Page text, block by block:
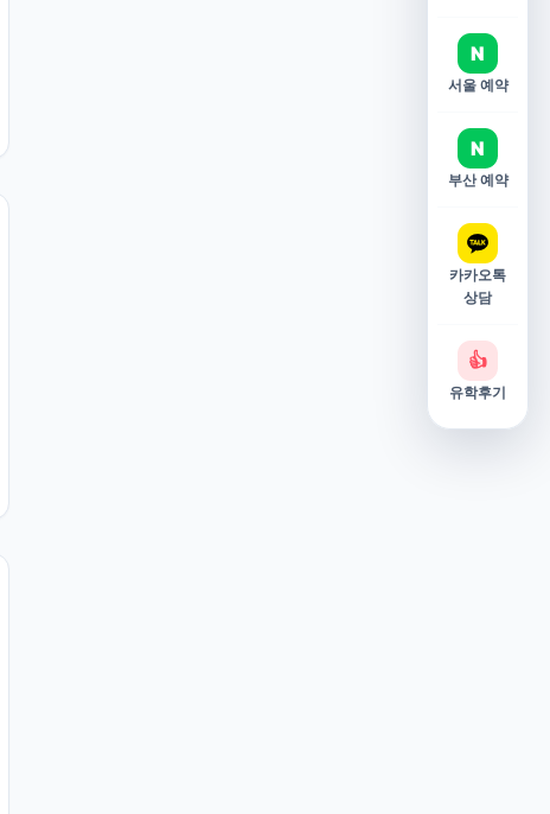
N
서울 예약
N
부산 예약
카카오톡
상담
👍
유학후기